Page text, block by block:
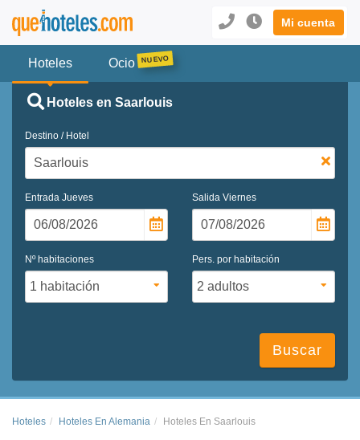
Mi cuenta
Hoteles Ocio
Hoteles en Saarlouis
Destino / Hotel
Entrada Jueves Salida Viernes
Nº habitaciones Pers. por habitación
Buscar
Hoteles Hoteles En Alemania Hoteles En Saarlouis